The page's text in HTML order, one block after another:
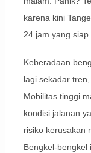
karena kini
24 jam yang siap
Keberadaan
lagi sekadar
Mobilitas tinggi
kondisi jalanan
risiko kerusakan
Bengkel-bengkel